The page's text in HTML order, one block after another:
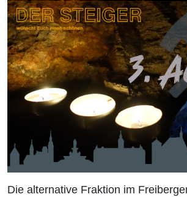
Die alternative Fraktion im